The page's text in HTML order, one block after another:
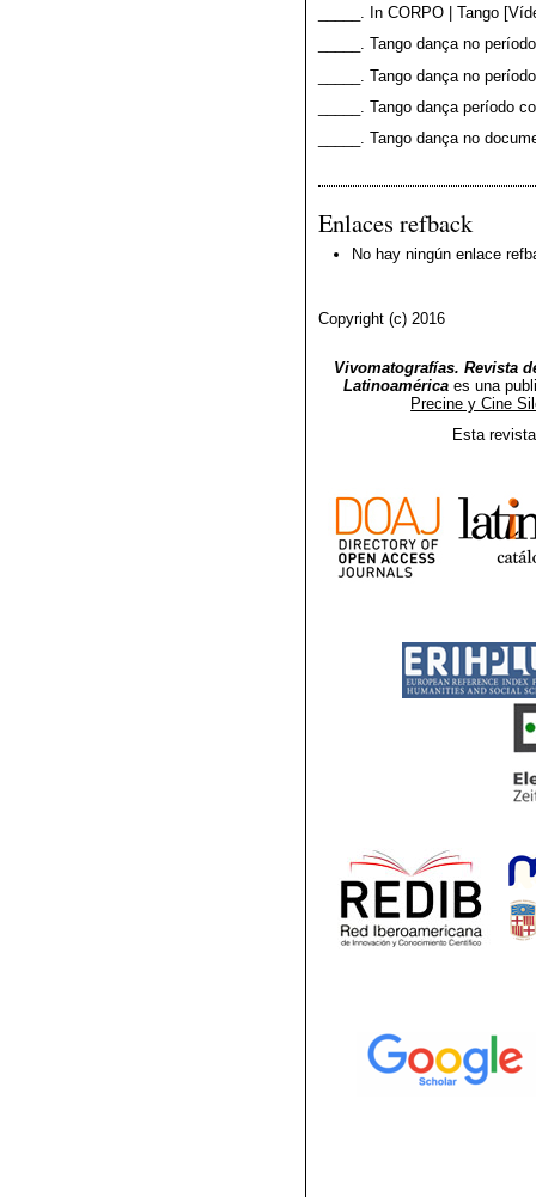
_____. In CORPO | Tango
_____. Tango dança no
_____. Tango dança no
_____. Tango dança período
_____. Tango dança no
Enlaces refback
No hay ningún enlace
Copyright (c) 2016
Vivomatografías. Revista
Latinoamérica es una
Precine y Cine
Esta